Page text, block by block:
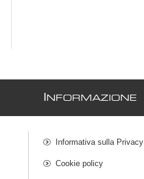
NFORMAZIONE
Informativa sulla Privacy
Cookie policy